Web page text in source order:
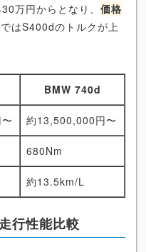
万円からとなり、 価格
はS400dのトルクが上
BMW 740d
約13,500,000円〜
680Nm
約13.5km/L
行性能比較